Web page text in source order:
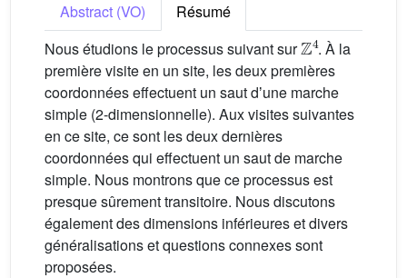
Abstract (VO)
Résumé
Nous étudions le processus suivant sur
Z4
. À la
première visite en un site, les deux premières
coordonnées effectuent un saut dʼune marche
simple (2-dimensionnelle). Aux visites suivantes
en ce site, ce sont les deux dernières
coordonnées qui effectuent un saut de marche
simple. Nous montrons que ce processus est
presque sûrement transitoire. Nous discutons
également des dimensions inférieures et divers
généralisations et questions connexes sont
proposées.